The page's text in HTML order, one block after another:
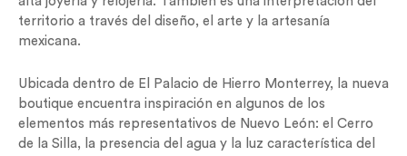
territorio a través del diseño, el arte y la artesanía
mexicana.
Ubicada dentro de El Palacio de Hierro Monterrey, la nueva
boutique encuentra inspiración en algunos de los
elementos más representativos de Nuevo León: el Cerro
de la Silla, la presencia del agua y la luz característica del